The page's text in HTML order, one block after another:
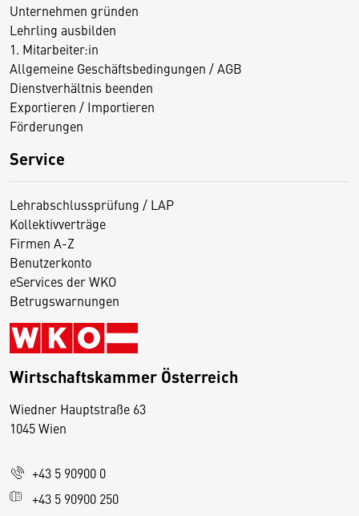
Unternehmen gründen
Lehrling ausbilden
1. Mitarbeiter:in
Allgemeine Geschäftsbedingungen / AGB
Dienstverhältnis beenden
Exportieren / Importieren
Förderungen
Service
Lehrabschlussprüfung / LAP
Kollektivverträge
Firmen A-Z
Benutzerkonto
eServices der WKO
Betrugswarnungen
Wirtschaftskammer Österreich
Wiedner Hauptstraße 63
1045 Wien
+43 5 90900 0
+43 5 90900 250
D
s
e